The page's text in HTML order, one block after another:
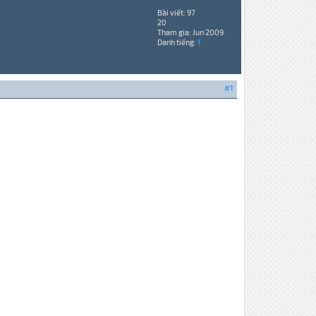
Bài viết: 97
20
Tham gia: Jun 2009
Danh tiếng: 1
#1